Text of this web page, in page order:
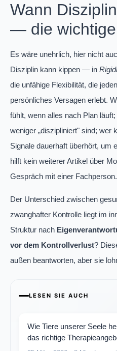
Wann
— die
Es wäre unehrlich, hier nicht
Disziplin kann kippen — in
die unfähige Flexibilität, die
persönliches Versagen erlebt.
fühlt, wenn alles nach Plan
weniger „diszipliniert" sind; wer
Signale dauerhaft überhört, um
hilft kein weiterer Artikel über
Gespräch mit einer Fachperson.
Der Unterschied zwischen
zwanghafter Kontrolle liegt im
Struktur nach
vor dem Kontrollverlust?
außen beantworten, aber sie
LESEN SIE AUCH
Wie Tiere unserer Seele
das richtige